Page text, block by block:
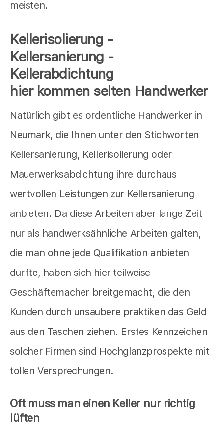
meisten.
Kellerisolierung -
Kellersanierung -
Kellerabdichtung
hier kommen selten Handwerker
Natürlich gibt es ordentliche Handwerker in
Neumark, die Ihnen unter den Stichworten
Kellersanierung, Kellerisolierung oder
Mauerwerksabdichtung ihre durchaus
wertvollen Leistungen zur Kellersanierung
anbieten. Da diese Arbeiten aber lange Zeit
nur als handwerksähnliche Arbeiten galten,
die man ohne jede Qualifikation anbieten
durfte, haben sich hier teilweise
Geschäftemacher breitgemacht, die den
Kunden durch unsaubere praktiken das Geld
aus den Taschen ziehen. Erstes Kennzeichen
solcher Firmen sind Hochglanzprospekte mit
tollen Versprechungen.
Oft muss man einen Keller nur richtig
lüften